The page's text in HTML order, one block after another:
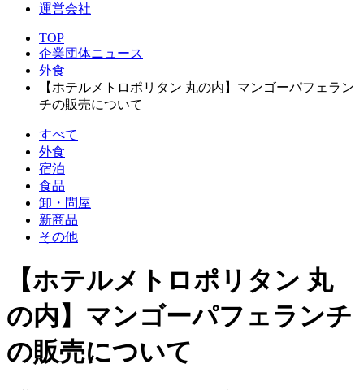
運営会社
TOP
企業団体ニュース
外食
【ホテルメトロポリタン 丸の内】マンゴーパフェラン
チの販売について
すべて
外食
宿泊
食品
卸・問屋
新商品
その他
【ホテルメトロポリタン 丸
の内】マンゴーパフェランチ
の販売について